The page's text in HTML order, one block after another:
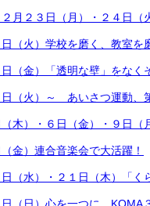
月２３日（月）・２４日（
（火）学校を磨く、教室を
（金）「透明な壁」をなく
（火）～ あいさつ運動
木）・６日（金）・９日（
金）連合音楽会で大活躍！
（水）・２１日（木）「く